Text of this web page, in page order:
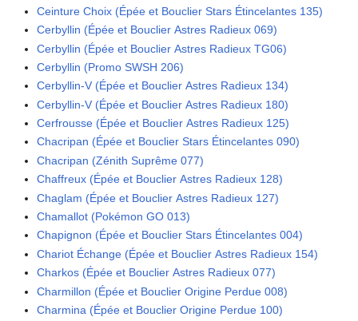
Ceinture Choix (Épée et Bouclier Stars Étincelantes 135)
Cerbyllin (Épée et Bouclier Astres Radieux 069)
Cerbyllin (Épée et Bouclier Astres Radieux TG06)
Cerbyllin (Promo SWSH 206)
Cerbyllin-V (Épée et Bouclier Astres Radieux 134)
Cerbyllin-V (Épée et Bouclier Astres Radieux 180)
Cerfrousse (Épée et Bouclier Astres Radieux 125)
Chacripan (Épée et Bouclier Stars Étincelantes 090)
Chacripan (Zénith Suprême 077)
Chaffreux (Épée et Bouclier Astres Radieux 128)
Chaglam (Épée et Bouclier Astres Radieux 127)
Chamallot (Pokémon GO 013)
Chapignon (Épée et Bouclier Stars Étincelantes 004)
Chariot Échange (Épée et Bouclier Astres Radieux 154)
Charkos (Épée et Bouclier Astres Radieux 077)
Charmillon (Épée et Bouclier Origine Perdue 008)
Charmina (Épée et Bouclier Origine Perdue 100)